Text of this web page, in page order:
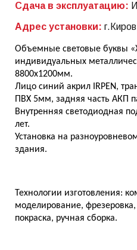
Сдача в эксплуатацию:
Адрес установки:
Объемные световые буквы
индивидуальных
8800х1200мм.
Лицо синий акрил IRPEN,
ПВХ 5мм, задняя часть АКП
Внутренняя светодиодная
лет.
Установка на
здания.
Технологии изготовления: к
моделирование, фрезеровка,
покраска, ручная сборка.